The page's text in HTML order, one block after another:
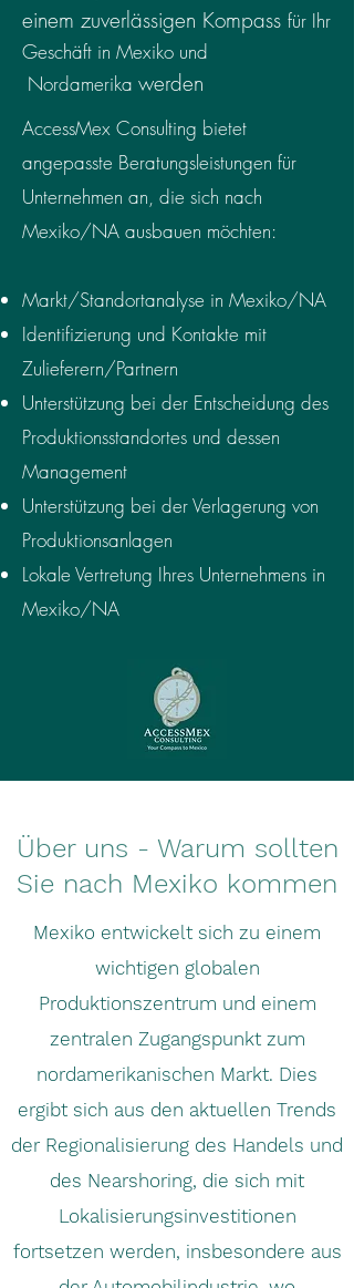
einem zuverlässigen Kompass für Ihr
Geschäft in Mexiko und
Nordamerika werden
AccessMex Consulting bietet
angepasste Beratungsleistungen für
Unternehmen an, die sich nach
Mexiko/NA ausbauen möchten:
Markt/Standortanalyse in Mexiko/NA
Identifizierung und Kontakte mit
Zulieferern/Partnern
Unterstützung bei der Entscheidung des
Produktionsstandortes und dessen
Management
Unterstützung bei der Verlagerung von
Produktionsanlagen
Lokale Vertretung Ihres Unternehmens in
Mexiko/NA
Über uns - Warum sollten
Sie nach Mexiko kommen
Mexiko entwickelt sich zu einem
wichtigen globalen
Produktionszentrum und einem
zentralen Zugangspunkt zum
nordamerikanischen Markt. Dies
ergibt sich aus den aktuellen Trends
der Regionalisierung des Handels und
des Nearshoring, die sich mit
Lokalisierungsinvestitionen
fortsetzen werden, insbesondere aus